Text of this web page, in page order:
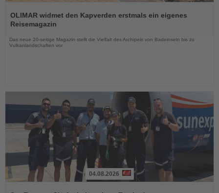
Sie
die
Nachrichten
OLIMAR widmet den Kapverden erstmals ein eigenes
Reisemagazin
Das neue 20-seitige Magazin stellt die Vielfalt des Archipels von Badeinseln bis zu
Vulkanlandschaften vor
04.08.2026